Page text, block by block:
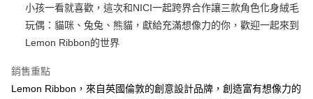
悠遊付
AFTEE先享後付
相關說明
AFTEE先享後付是「在收到商品之後才付款」的支付方式。 讓您購物簡單
ATM付款
小孩一看就喜歡，這次和NICI一起跨界合作讓三款角色化身絨毛
玩偶：貓咪、兔兔、熊貓，獻給充滿想像力的你，歡迎一起來到
Lemon Ribbon的世界
銷售重點
Lemon Ribbon，來自英國倫敦的創意設計品牌，創造富有想像力的